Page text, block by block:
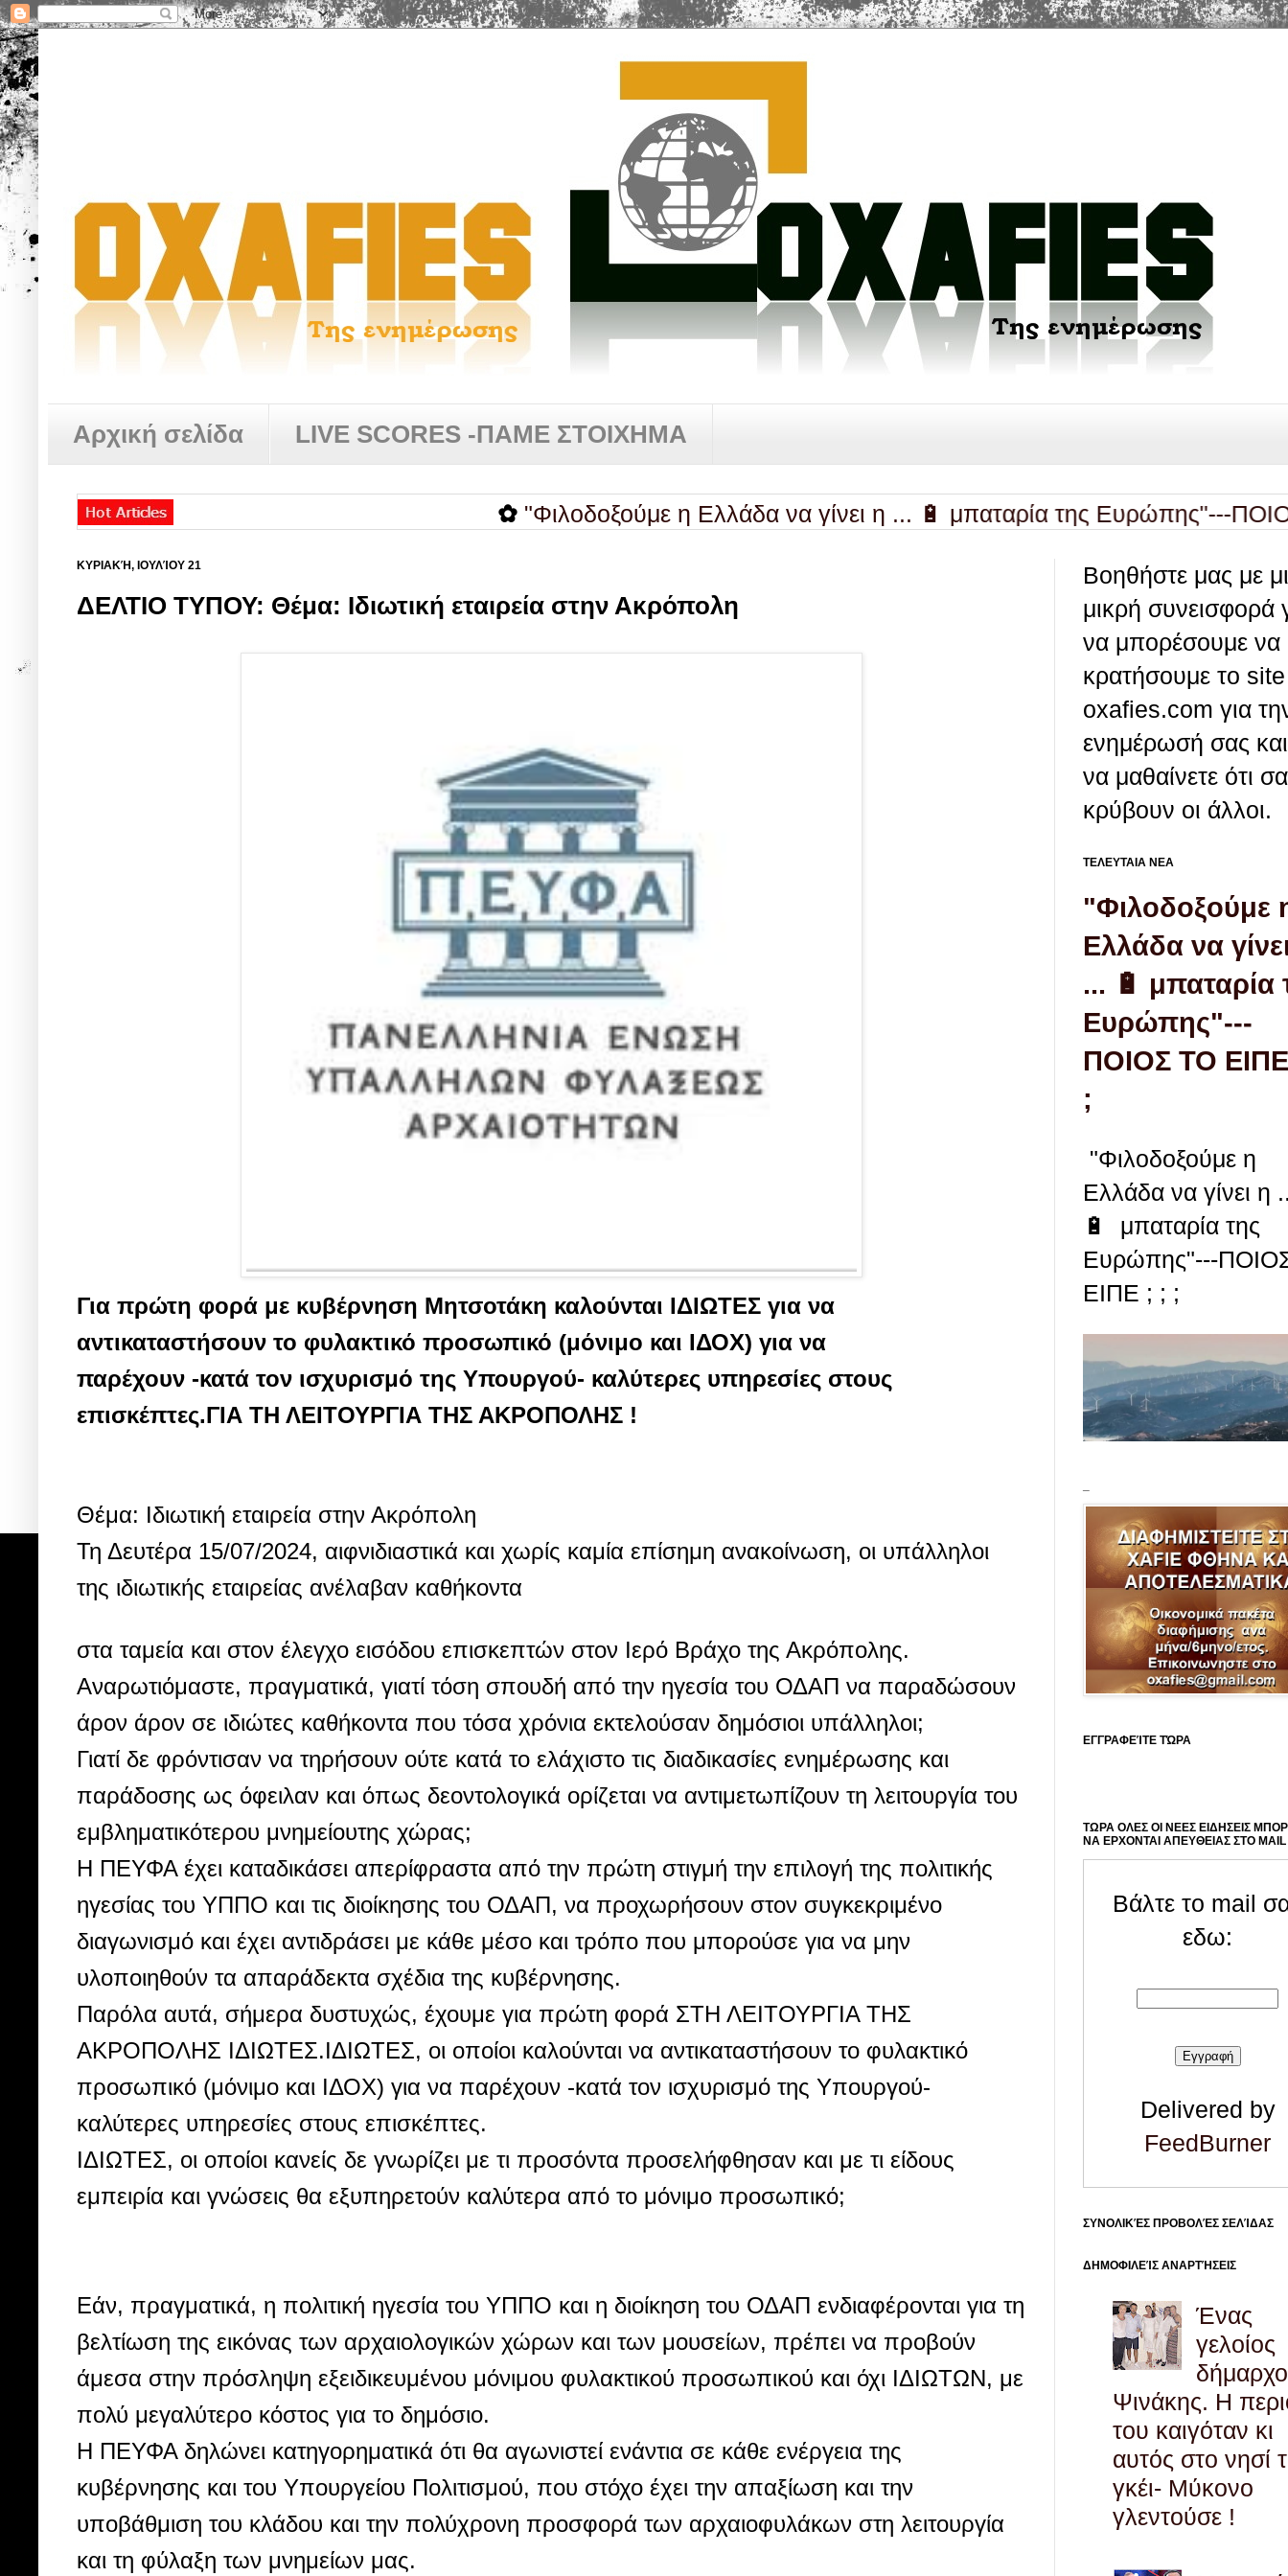
Αρχική σελίδα LIVE SCORES -ΠΑΜΕ ΣΤΟΙΧΗΜΑ
"Φιλοδοξούμε η Ελλάδα να γίνει η ... 🔋 μπαταρία της Ευρώπης"---ΠΟΙΟΣ ΤΟ
ΚΥΡΙΑΚΉ, ΙΟΥΛΊΟΥ 21
ΔΕΛΤΙΟ ΤΥΠΟΥ: Θέμα: Ιδιωτική εταιρεία στην Ακρόπολη
Για πρώτη φορά με κυβέρνηση Μητσοτάκη καλούνται ΙΔΙΩΤΕΣ για να
αντικαταστήσουν το φυλακτικό προσωπικό (μόνιμο και ΙΔΟΧ) για να
παρέχουν -κατά τον ισχυρισμό της Υπουργού- καλύτερες υπηρεσίες στους
επισκέπτες.ΓΙΑ ΤΗ ΛΕΙΤΟΥΡΓΙΑ ΤΗΣ ΑΚΡΟΠΟΛΗΣ !
Θέμα: Ιδιωτική εταιρεία στην Ακρόπολη
Τη Δευτέρα 15/07/2024, αιφνιδιαστικά και χωρίς καμία επίσημη ανακοίνωση, οι υπάλληλοι
της ιδιωτικής εταιρείας ανέλαβαν καθήκοντα
στα ταμεία και στον έλεγχο εισόδου επισκεπτών στον Ιερό Βράχο της Ακρόπολης.
Αναρωτιόμαστε, πραγματικά, γιατί τόση σπουδή από την ηγεσία του ΟΔΑΠ να παραδώσουν
άρον άρον σε ιδιώτες καθήκοντα που τόσα χρόνια εκτελούσαν δημόσιοι υπάλληλοι;
Γιατί δε φρόντισαν να τηρήσουν ούτε κατά το ελάχιστο τις διαδικασίες ενημέρωσης και
παράδοσης ως όφειλαν και όπως δεοντολογικά ορίζεται να αντιμετωπίζουν τη λειτουργία του
εμβληματικότερου μνημείουτης χώρας;
Η ΠΕΥΦΑ έχει καταδικάσει απερίφραστα από την πρώτη στιγμή την επιλογή της πολιτικής
ηγεσίας του ΥΠΠΟ και τις διοίκησης του ΟΔΑΠ, να προχωρήσουν στον συγκεκριμένο
διαγωνισμό και έχει αντιδράσει με κάθε μέσο και τρόπο που μπορούσε για να μην
υλοποιηθούν τα απαράδεκτα σχέδια της κυβέρνησης.
Παρόλα αυτά, σήμερα δυστυχώς, έχουμε για πρώτη φορά ΣΤΗ ΛΕΙΤΟΥΡΓΙΑ ΤΗΣ
ΑΚΡΟΠΟΛΗΣ ΙΔΙΩΤΕΣ.ΙΔΙΩΤΕΣ, οι οποίοι καλούνται να αντικαταστήσουν το φυλακτικό
προσωπικό (μόνιμο και ΙΔΟΧ) για να παρέχουν -κατά τον ισχυρισμό της Υπουργού-
καλύτερες υπηρεσίες στους επισκέπτες.
ΙΔΙΩΤΕΣ, οι οποίοι κανείς δε γνωρίζει με τι προσόντα προσελήφθησαν και με τι είδους
εμπειρία και γνώσεις θα εξυπηρετούν καλύτερα από το μόνιμο προσωπικό;
Εάν, πραγματικά, η πολιτική ηγεσία του ΥΠΠΟ και η διοίκηση του ΟΔΑΠ ενδιαφέρονται για τη
βελτίωση της εικόνας των αρχαιολογικών χώρων και των μουσείων, πρέπει να προβούν
άμεσα στην πρόσληψη εξειδικευμένου μόνιμου φυλακτικού προσωπικού και όχι ΙΔΙΩΤΩΝ, με
πολύ μεγαλύτερο κόστος για το δημόσιο.
Η ΠΕΥΦΑ δηλώνει κατηγορηματικά ότι θα αγωνιστεί ενάντια σε κάθε ενέργεια της
κυβέρνησης και του Υπουργείου Πολιτισμού, που στόχο έχει την απαξίωση και την
υποβάθμιση του κλάδου και την πολύχρονη προσφορά των αρχαιοφυλάκων στη λειτουργία
και τη φύλαξη των μνημείων μας.
Βοηθήστε μας με
μικρή συνεισφορά
να μπορέσουμε να
κρατήσουμε το site
oxafies.com για
ενημέρωσή σας
να μαθαίνετε ότι
κρύβουν οι άλλοι.
ΤΕΛΕΥΤΑΙΑ ΝΕΑ
"Φιλοδοξούμε
Ελλάδα να
... 🔋 μπαταρία
Ευρώπης"---
ΠΟΙΟΣ ΤΟ
;
"Φιλοδοξούμε η
Ελλάδα να γίνει η
🔋 μπαταρία της
Ευρώπης"---
ΕΙΠΕ ; ; ;
ΕΓΓΡΑΦΕΊΤΕ ΤΏΡΑ
ΤΩΡΑ ΟΛΕΣ ΟΙ ΝΕΕΣ ΕΙΔΗΣΕΙΣ
ΝΑ ΕΡΧΟΝΤΑΙ ΑΠΕΥΘΕΙΑΣ ΣΤΟ
Βάλτε το mail
εδω:
Delivered by
FeedBurner
ΣΥΝΟΛΙΚΈΣ ΠΡΟΒΟΛΈΣ ΣΕΛΊΔΑΣ
ΔΗΜΟΦΙΛΕΊΣ ΑΝΑΡΤΉΣΕΙΣ
Ένας
γελοίος
Ψινάκης. Η
του καιγόταν κι
αυτός στο νησί
γκέι- Μύκονο
γλεντούσε !